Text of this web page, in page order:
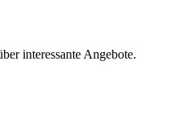
interessante Angebote.